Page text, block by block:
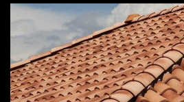
TPG RENOVATION intervient
département de la Charente-
tous vos travaux de
PLAQUISTE